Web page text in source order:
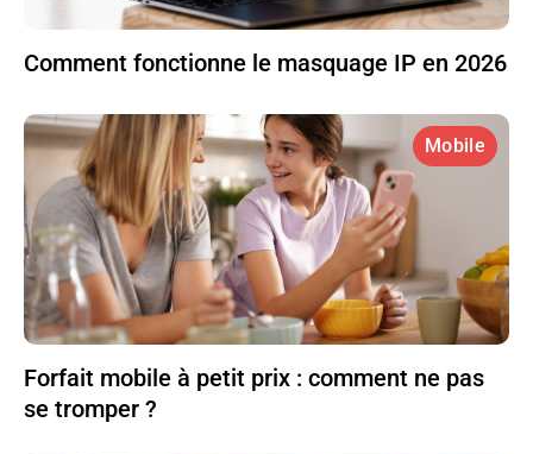
Comment fonctionne le masquage IP en 2026
Mobile
Forfait mobile à petit prix : comment ne pas
se tromper ?